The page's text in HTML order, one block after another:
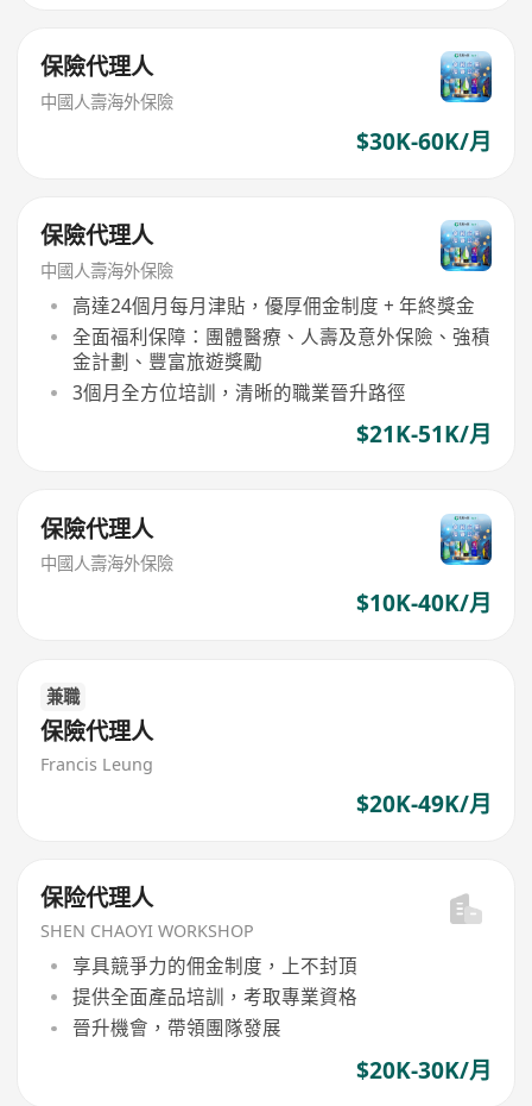
保險代理人
中國人壽海外保險
$30K-60K/月
保險代理人
中國人壽海外保險
高達24個月每月津貼，優厚佣金制度 + 年終獎金
全面福利保障：團體醫療、人壽及意外保險、強積
金計劃、豐富旅遊獎勵
3個月全方位培訓，清晰的職業晉升路徑
$21K-51K/月
保險代理人
中國人壽海外保險
$10K-40K/月
兼職
保險代理人
Francis Leung
$20K-49K/月
保险代理人
SHEN CHAOYI WORKSHOP
享具競爭力的佣金制度，上不封頂
提供全面產品培訓，考取專業資格
晉升機會，帶領團隊發展
$20K-30K/月